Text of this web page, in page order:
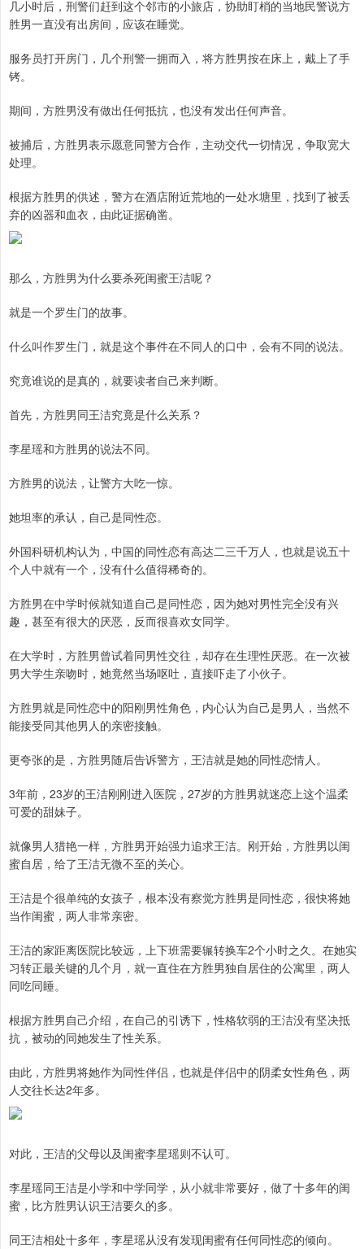
几小时后，刑警们赶到这个邻市的小旅店，协助盯梢的当地民警说方
胜男一直没有出房间，应该在睡觉。
服务员打开房门，几个刑警一拥而入，将方胜男按在床上，戴上了手
铐。
期间，方胜男没有做出任何抵抗，也没有发出任何声音。
被捕后，方胜男表示愿意同警方合作，主动交代一切情况，争取宽大
处理。
根据方胜男的供述，警方在酒店附近荒地的一处水塘里，找到了被丢
弃的凶器和血衣，由此证据确凿。
那么，方胜男为什么要杀死闺蜜王洁呢？
就是一个罗生门的故事。
什么叫作罗生门，就是这个事件在不同人的口中，会有不同的说法。
究竟谁说的是真的，就要读者自己来判断。
首先，方胜男同王洁究竟是什么关系？
李星瑶和方胜男的说法不同。
方胜男的说法，让警方大吃一惊。
她坦率的承认，自己是同性恋。
外国科研机构认为，中国的同性恋有高达二三千万人，也就是说五十
个人中就有一个，没有什么值得稀奇的。
方胜男在中学时候就知道自己是同性恋，因为她对男性完全没有兴
趣，甚至有很大的厌恶，反而很喜欢女同学。
在大学时，方胜男曾试着同男性交往，却存在生理性厌恶。在一次被
男大学生亲吻时，她竟然当场呕吐，直接吓走了小伙子。
方胜男就是同性恋中的阳刚男性角色，内心认为自己是男人，当然不
能接受同其他男人的亲密接触。
更夸张的是，方胜男随后告诉警方，王洁就是她的同性恋情人。
3年前，23岁的王洁刚刚进入医院，27岁的方胜男就迷恋上这个温柔
可爱的甜妹子。
就像男人猎艳一样，方胜男开始强力追求王洁。刚开始，方胜男以闺
蜜自居，给了王洁无微不至的关心。
王洁是个很单纯的女孩子，根本没有察觉方胜男是同性恋，很快将她
当作闺蜜，两人非常亲密。
王洁的家距离医院比较远，上下班需要辗转换车2个小时之久。在她实
习转正最关键的几个月，就一直住在方胜男独自居住的公寓里，两人
同吃同睡。
根据方胜男自己介绍，在自己的引诱下，性格软弱的王洁没有坚决抵
抗，被动的同她发生了性关系。
由此，方胜男将她作为同性伴侣，也就是伴侣中的阴柔女性角色，两
人交往长达2年多。
对此，王洁的父母以及闺蜜李星瑶则不认可。
李星瑶同王洁是小学和中学同学，从小就非常要好，做了十多年的闺
蜜，比方胜男认识王洁要久的多。
同王洁相处十多年，李星瑶从没有发现闺蜜有任何同性恋的倾向。